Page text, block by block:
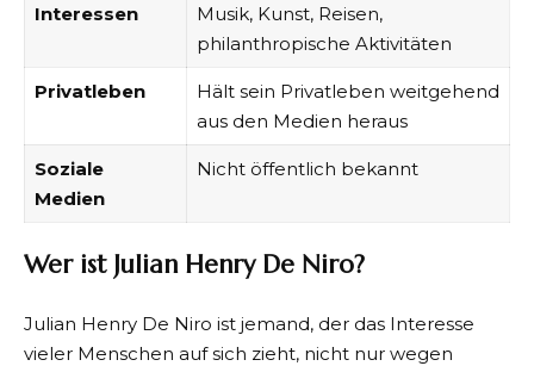
Interessen
Musik, Kunst, Reisen,
philanthropische Aktivitäten
Privatleben
Hält sein Privatleben weitgehend
aus den Medien heraus
Soziale
Medien
Nicht öffentlich bekannt
Wer ist Julian Henry De Niro?
Julian Henry De Niro ist jemand, der das Interesse
vieler Menschen auf sich zieht, nicht nur wegen